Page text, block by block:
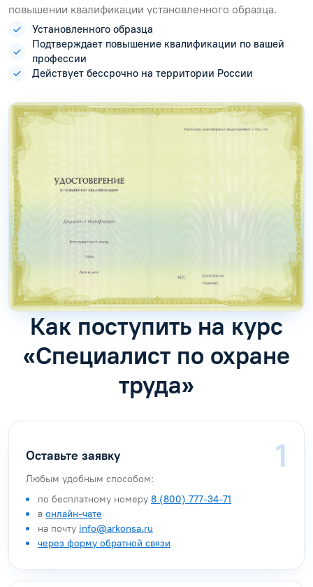
повышении квалификации установленного образца.
Установленного образца
Подтверждает повышение квалификации по вашей
профессии
Действует бессрочно на территории России
Как поступить на курс
«Специалист по охране
труда»
Оставьте заявку
Любым удобным способом:
по бесплатному номеру 8 (800) 777-34-71
в онлайн-чате
на почту info@arkonsa.ru
через форму обратной связи